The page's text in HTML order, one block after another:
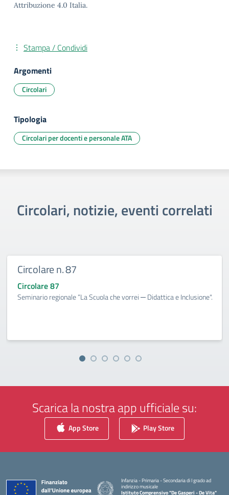
Attribuzione 4.0 Italia.
Stampa / Condividi
Argomenti
Circolari
Tipologia
Circolari per docenti e personale ATA
Circolari, notizie, eventi correlati
Circolare n. 87
Circolare 87
Seminario regionale “La Scuola che vorrei ─ Didattica e Inclusione".
Scarica la nostra app ufficiale su:
App Store Play Store
Infanzia - Primaria - Secondaria di I grado ad
indirizzo musicale
Istituto Comprensivo "De Gasperi - De Vita"